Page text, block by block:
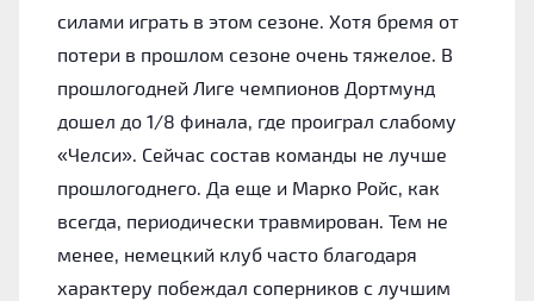
силами играть в этом сезоне. Хотя бремя от
потери в прошлом сезоне очень тяжелое. В
прошлогодней Лиге чемпионов Дортмунд
дошел до 1/8 финала, где проиграл слабому
«Челси». Сейчас состав команды не лучше
прошлогоднего. Да еще и Марко Ройс, как
всегда, периодически травмирован. Тем не
менее, немецкий клуб часто благодаря
характеру побеждал соперников с лучшим